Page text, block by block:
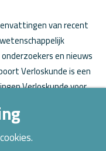
van recent
en nieuws
Verloskunde is een
Verloskunde voor